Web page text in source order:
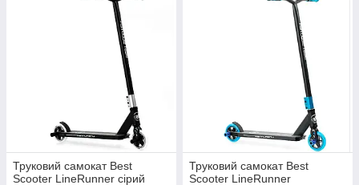
Труковий самокат Best
Scooter LineRunner сірий
Труковий самокат Best
Scooter LineRunner